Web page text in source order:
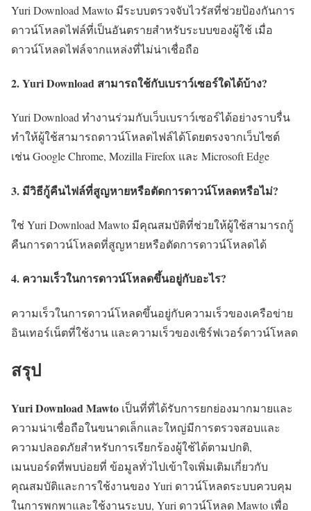
Yuri Download Mawto มีระบบตรวจจับไวรัสที่ช่วยป้องกันการ
ดาวน์โหลดไฟล์ที่เป็นอันตรายสำหรับระบบของผู้ใช้ เมื่อ
ดาวน์โหลดไฟล์จากแหล่งที่ไม่น่าเชื่อถือ
2. Yuri Download สามารถใช้กับเบราว์เซอร์ใดได้บ้าง?
Yuri Download ทำงานร่วมกับเว็บเบราว์เซอร์ได้อย่างราบรื่น
ทำให้ผู้ใช้สามารถดาวน์โหลดไฟล์ได้โดยตรงจากเว็บไซต์
เช่น Google Chrome, Mozilla Firefox และ Microsoft Edge
3. มีวิธีกู้คืนไฟล์ที่สูญหายหรือตัดการดาวน์โหลดหรือไม่?
ใช่ Yuri Download Mawto มีคุณสมบัติที่ช่วยให้ผู้ใช้สามารถกู้
คืนการดาวน์โหลดที่สูญหายหรือตัดการดาวน์โหลดได้
4. ความเร็วในการดาวน์โหลดขึ้นอยู่กับอะไร?
ความเร็วในการดาวน์โหลดขึ้นอยู่กับความเร็วของเครือข่าย
อินเทอร์เน็ตที่ใช้งาน และความเร็วของเซิร์ฟเวอร์ดาวน์โหลด
สรุป
Yuri Download Mawto เป็นที่ที่ได้รับการยกย่องมากมายและ
ความน่าเชื่อถือในขนาดเล็กและใหญ่มีการตรวจสอบและ
ความปลอดภัยสำหรับการเรียกร้องผู้ใช้ได้ตามปกติ,
เมนบอร์ดที่พบบ่อยที่ ข้อมูลทั่วไปเข้าใจเพิ่มเติมเกี่ยวกับ
คุณสมบัติและการใช้งานของ Yuri ดาวน์โหลดระบบควบคุม
ในการพกพาและใช้งานระบบ, Yuri ดาวน์โหลด Mawto เพื่อ